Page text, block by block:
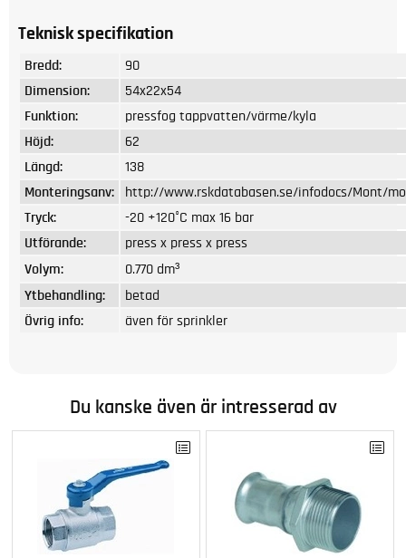
Teknisk specifikation
Bredd:
90
Dimension:
54x22x54
Funktion:
pressfog tappvatten/värme/kyla
Höjd:
62
Längd:
138
Monteringsanv:
http://www.rskdatabasen.se/infodocs/Mont/
Tryck:
-20 +120°C max 16 bar
Utförande:
press x press x press
Volym:
0.770 dm³
Ytbehandling:
betad
Övrig info:
även för sprinkler
Du kanske även är intresserad av